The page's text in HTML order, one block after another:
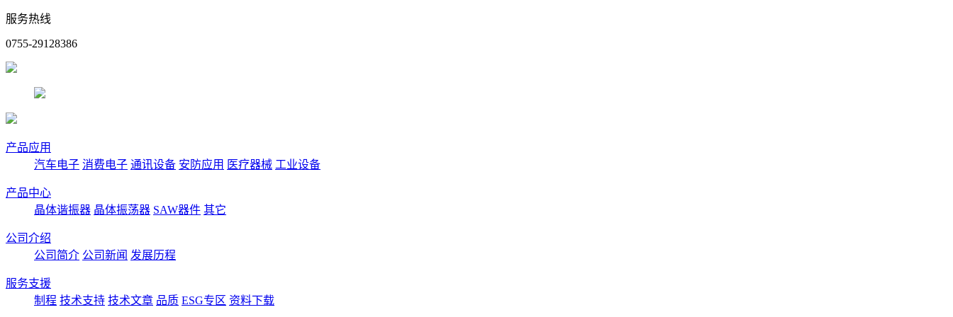
服务热线
0755-29128386
产品应用
汽车电子 消费电子 通讯设备 安防应用 医疗器械 工业设备
产品中心
晶体谐振器 晶体振荡器 SAW器件 其它
公司介绍
公司简介 公司新闻 发展历程
服务支援
制程 技术支持 技术文章 品质 ESG专区 资料下载